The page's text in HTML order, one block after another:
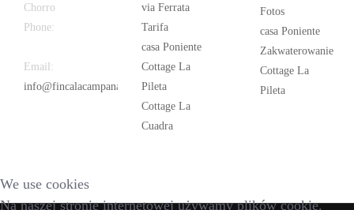
Chorro
Phone:
Email:
info@fincalacampana.com
via Ferrata
Tarifa
casa Poniente
Cottage La
Pileta
Cottage La
Cuadra
Fotos
casa Poniente
Zakwaterowanie
Cottage La
Pileta
We use cookies
Na naszej stronie internetowej używamy plików cookie.